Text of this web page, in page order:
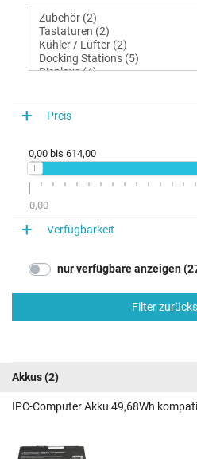
Preis
0,00 bis 614,00
0,00
Verfügbarkeit
nur verfügbare anzeigen
Filter
Akkus(2)
IPC-Computer Akku 49,68Wh